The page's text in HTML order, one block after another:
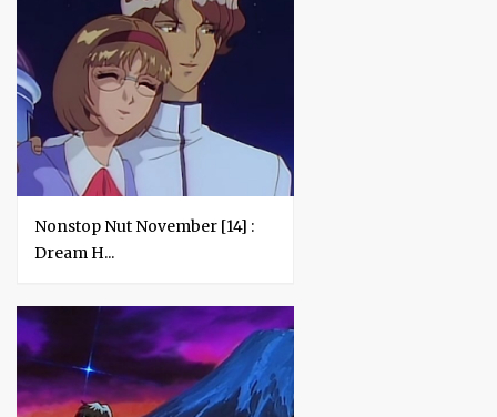
Nonstop Nut November [14] :
Dream H...